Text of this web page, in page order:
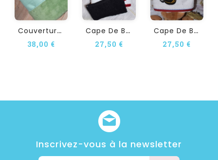
C
Ouverture Bébé...
38,00 €
C
Ape De Bain Personnalisée...
27,50 €
C
Ape De Bain Personnalisée...
27,50 €
Inscrivez-vous à la newsletter